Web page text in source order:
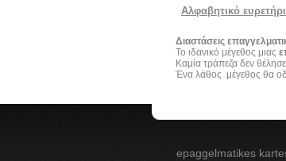
Αλφαβητικό
Διαστάσεις
Το ιδανικό μέγεθος μιας
Καμία τράπεζα δεν
Ένα λάθος μέγεθος θα
epaggelmatikes